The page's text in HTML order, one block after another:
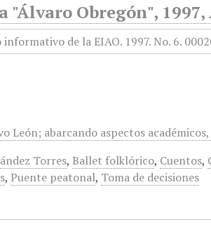
Obregón", 1997,
León; abarcando aspectos
Torres, Ballet folklórico, Cuentos,
, Puente peatonal, Toma de decisiones